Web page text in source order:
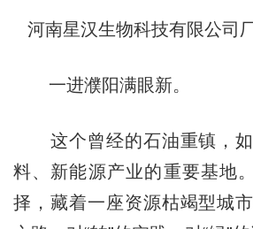
河南星汉生物科技有限公司
一进濮阳满眼新。
这个曾经的石油重镇，如
料、新能源产业的重要基地
择，藏着一座资源枯竭型城